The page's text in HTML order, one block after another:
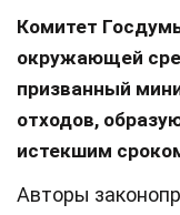
Комитет
окружающей
призванный
отходов,
истекшим
Авторы